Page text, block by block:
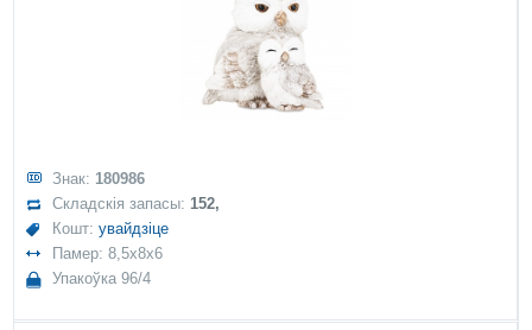
Знак: 180986
Складскія запасы:152,
Кошт:увайдзіце
Памер: 8,5x8x6
Упакоўка 96/4